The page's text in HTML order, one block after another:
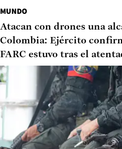
MUNDO
Atacan con drones una
Colombia: Ejército
FARC estuvo tras el